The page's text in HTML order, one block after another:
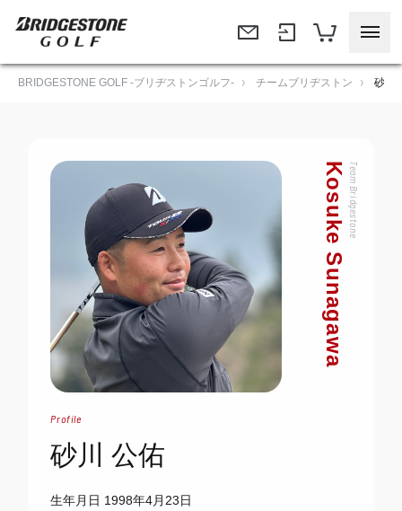
BRIDGESTONE GOLF -ブリヂストンゴルフ- チームブリヂストン 砂川
Profile
砂川 公佑
生年月日 1998年4月23日
Team Bridgestone
Kosuke Sunagawa